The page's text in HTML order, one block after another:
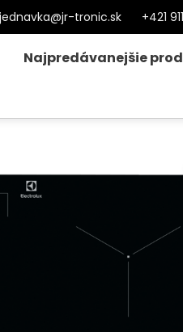
tronic.sk +421
Najpredávanejšie